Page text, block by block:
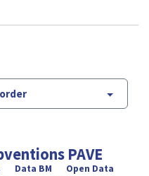
PAVE
Open Data
Data BM